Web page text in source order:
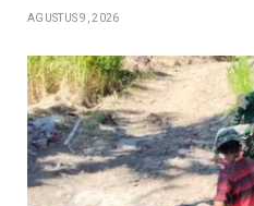
AGUSTUS 9, 2026